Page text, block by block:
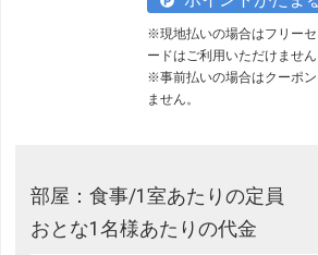
※現地払いの場合はフリー
ードはご利用いただけませ
※事前払いの場合はクーポ
ません。
部屋：食事/1室あたりの定員
おとな1名様あたりの代金